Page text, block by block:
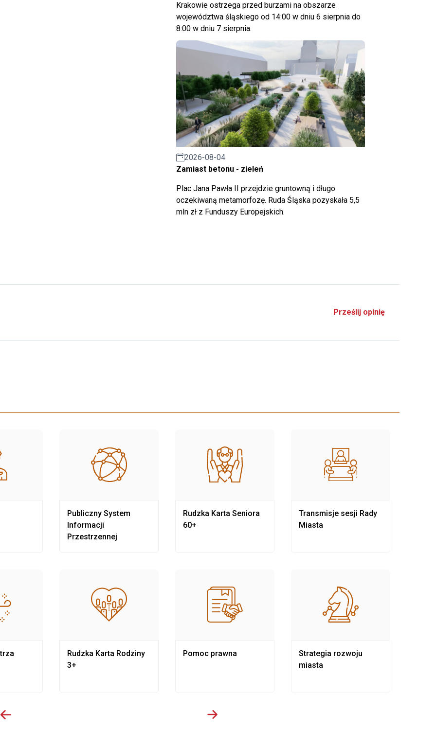
Krakowie ostrzega przed burzami na obszarze
województwa śląskiego od 14:00 w dniu 6 sierpnia do
8:00 w dniu 7 sierpnia.
2026-08-04
Zamiast betonu - zieleń
Plac Jana Pawła II przejdzie gruntowną i długo
oczekiwaną metamorfozę. Ruda Śląska pozyskała 5,5
mln zł z Funduszy Europejskich.
Prześlij opinię
Publiczny System
Informacji
Przestrzennej
Rudzka Karta Rodziny
3+
Rudzka Karta Seniora
60+
Pomoc prawna
Transmisje sesji Rady
Miasta
Strategia rozwoju
miasta